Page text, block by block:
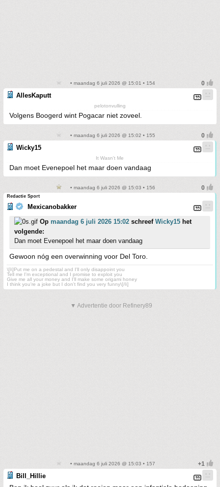
• maandag 6 juli 2026 @ 15:01 • 154
AllesKaputt
pelotonvulling
Volgens Boogerd wint Pogacar niet zoveel.
• maandag 6 juli 2026 @ 15:02 • 155
Wicky15
It Wasn't Me
Dan moet Evenepoel het maar doen vandaag
• maandag 6 juli 2026 @ 15:03 • 156
Redactie Sport
Mexicanobakker
Op maandag 6 juli 2026 15:02 schreef Wicky15 het
volgende:
Dan moet Evenepoel het maar doen vandaag
Gewoon nóg een overwinning voor Del Toro.
\[i\]Put me on a pedestal and I'll only disappoint you
Tell me I'm exceptional and I promise to exploit you
Give me all your money and I'll make some origami honey
I think you're a joke but I don't find you very funny\[/i\]
▼ Advertentie door Refinery89
• maandag 6 juli 2026 @ 15:03 • 157
Bill_Hillie